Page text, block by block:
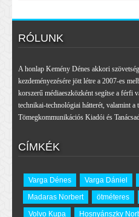
RÓLUNK
A honlap Kemény Dénes akkori
kezdeményezésére jött létre a 2007-es
korszerű médiaeszközként segítse a férfi
technikai-technológiai hátterét, valamint a
Tömegkommunikációs Kiadói és
CÍMKÉK
Varga Dénes Varga Dániel
Madaras Norbert
ötméteres
Volvo Kupa
Hosnyánszky